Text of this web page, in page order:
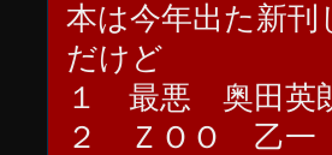
本は今年出た新
だけど
１ 最悪 奥田英
２ ＺＯＯ 乙一